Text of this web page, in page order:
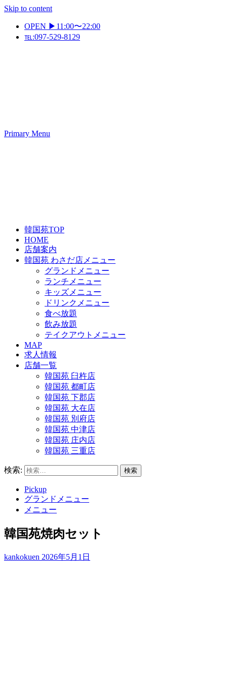
Skip to content
OPEN ▶11:00〜22:00
℡:097-529-8129
Primary Menu
韓国苑TOP
HOME
店舗案内
韓国苑 わさだ店メニュー
グランドメニュー
ランチメニュー
キッズメニュー
ドリンクメニュー
食べ放題
飲み放題
テイクアウトメニュー
MAP
求人情報
店舗一覧
韓国苑 臼杵店
韓国苑 都町店
韓国苑 下郡店
韓国苑 大在店
韓国苑 別府店
韓国苑 中津店
韓国苑 庄内店
韓国苑 三重店
検索:
Pickup
グランドメニュー
メニュー
韓国苑焼肉セット
kankokuen 2026年5月1日